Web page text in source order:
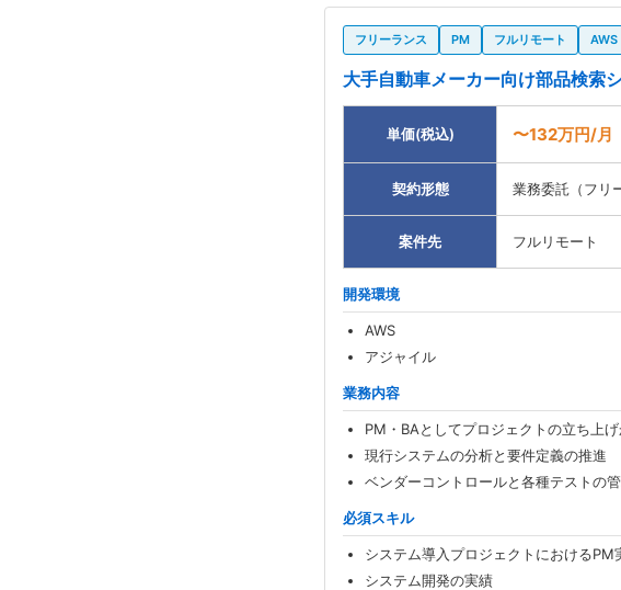
フリーランス PM フルリモート AWS
大手自動車メーカー向け部品検索
単価(税込) 〜132万円/月
契約形態 業務委託（フリ
案件先 フルリモート
開発環境
AWS
アジャイル
業務内容
PM・BAとしてプロジェクトの立ち上
現行システムの分析と要件定義の推進
ベンダーコントロールと各種テストの
必須スキル
システム導入プロジェクトにおけるPM
システム開発の実績